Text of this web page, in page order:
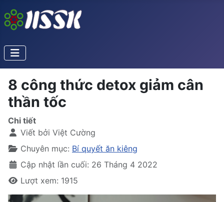
8 công thức detox giảm cân
thần tốc
Chi tiết
Viết bởi Việt Cường
Chuyên mục: Bí quyết ăn kiêng
Cập nhật lần cuối: 26 Tháng 4 2022
Lượt xem: 1915